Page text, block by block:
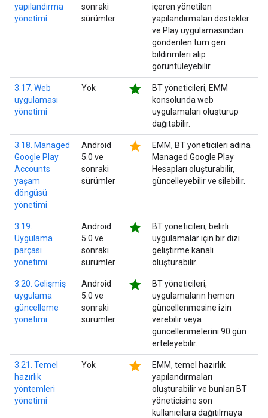
yapılandırma
yönetimi
sonraki
sürümler
içeren yönetilen
yapılandırmaları destekler
ve Play uygulamasından
gönderilen tüm geri
bildirimleri alıp
görüntüleyebilir.
3.17. Web
uygulaması
yönetimi
Yok star
BT yöneticileri, EMM
konsolunda web
uygulamaları oluşturup
dağıtabilir.
3.18. Managed
Google Play
Accounts
yaşam
döngüsü
yönetimi
Android
5.0 ve
sonraki
sürümler
star
EMM, BT yöneticileri adına
Managed Google Play
Hesapları oluşturabilir,
güncelleyebilir ve silebilir.
3.19.
Uygulama
parçası
yönetimi
Android
5.0 ve
sonraki
sürümler
star
BT yöneticileri, belirli
uygulamalar için bir dizi
geliştirme kanalı
oluşturabilir.
3.20. Gelişmiş
uygulama
güncelleme
yönetimi
Android
5.0 ve
sonraki
sürümler
star
BT yöneticileri,
uygulamaların hemen
güncellenmesine izin
verebilir veya
güncellenmelerini 90 gün
erteleyebilir.
3.21. Temel
hazırlık
yöntemleri
yönetimi
Yok star
EMM, temel hazırlık
yapılandırmaları
oluşturabilir ve bunları BT
yöneticisine son
kullanıcılara dağıtılmaya